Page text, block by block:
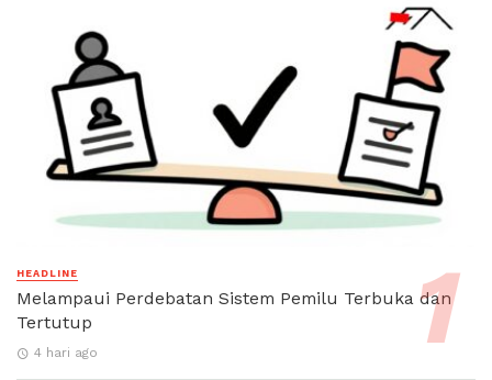
HEADLINE
Melampaui Perdebatan Sistem Pemilu Terbuka dan
Tertutup
4 hari ago